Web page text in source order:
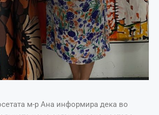
м-р Ана информира дека во